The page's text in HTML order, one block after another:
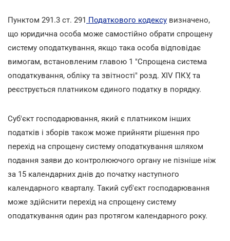
Пунктом 291.3 ст. 291 Податкового кодексу визначено,
що юридична особа може самостійно обрати спрощену
систему оподаткування, якщо така особа відповідає
вимогам, встановленим главою 1 "Спрощена система
оподаткування, обліку та звітності" розд. XIV ПКУ, та
реєструється платником єдиного податку в порядку.
Суб'єкт господарювання, який є платником інших
податків і зборів також може прийняти рішення про
перехід на спрощену систему оподаткування шляхом
подання заяви до контролюючого органу не пізніше ніж
за 15 календарних днів до початку наступного
календарного кварталу. Такий суб'єкт господарювання
може здійснити перехід на спрощену систему
оподаткування один раз протягом календарного року.